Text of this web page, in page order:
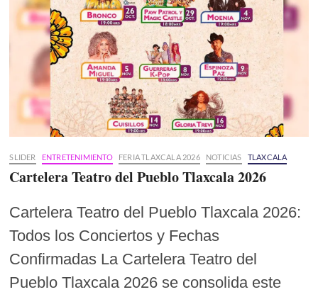
SLIDER ENTRETENIMIENTO FERIA TLAXCALA 2026 NOTICIAS TLAXCALA
Cartelera Teatro del Pueblo Tlaxcala 2026
Cartelera Teatro del Pueblo Tlaxcala 2026:
Todos los Conciertos y Fechas
Confirmadas La Cartelera Teatro del
Pueblo Tlaxcala 2026 se consolida este